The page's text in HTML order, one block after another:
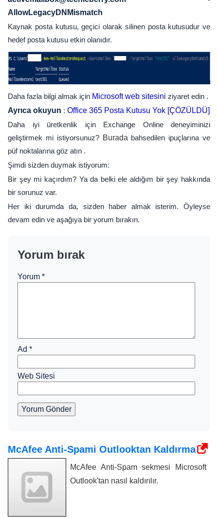
AllowLegacyDNMismatch
Kaynak posta kutusu, geçici olarak silinen posta kutusudur ve
hedef posta kutusu etkin olanıdır.
Daha fazla bilgi almak için Microsoft web sitesini ziyaret edin .
Ayrıca okuyun : Office 365 Posta Kutusu Yok [ÇÖZÜLDÜ]
Daha iyi üretkenlik için Exchange Online deneyiminizi
geliştirmek mi istiyorsunuz? Burada bahsedilen ipuçlarına ve
püf noktalarına göz atın .
Şimdi sizden duymak istiyorum:
Bir şey mi kaçırdım? Ya da belki ele aldığım bir şey hakkında
bir sorunuz var.
Her iki durumda da, sizden haber almak isterim. Öyleyse
devam edin ve aşağıya bir yorum bırakın.
Yorum bırak
Yorum *
Ad *
Web Sitesi
Yorum Gönder
McAfee Anti-Spami Outlooktan Kaldırma
McAfee Anti-Spam sekmesi Microsoft
Outlook'tan nasıl kaldırılır.